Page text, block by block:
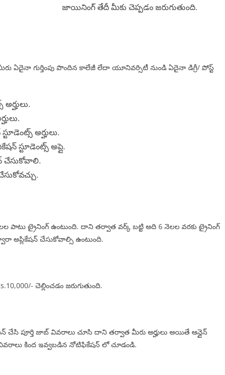
జాయినింగ్ తేదీ మీకు చెప్పడం జరుగుతుంది.
ఏదైనా గుర్తింపు పొందిన కాలేజీ లేదా యూనివర్సిటీ నుండి ఏదైనా డిగ్రీ/ పోస్ట్
అర్హులు.
స్టూడెంట్స్ అప్లై.
చేసుకోవాలి.
ట్రైనింగ్ ఉంటుంది. దాని తర్వాత వర్క్ బట్టి అది 6 నెలల వరకు ట్రైనింగ్
అప్లికేషన్ చేసుకోవాల్సి ఉంటుంది.
చెల్లించడం జరుగుతుంది.
పూర్తి జాబ్ వివరాలు చూసి దాని తర్వాత మీరు అర్హులు అయితే ఆన్లైన్
కింద ఇవ్వబడిన నోటిఫికేషన్ లో చూడండి.